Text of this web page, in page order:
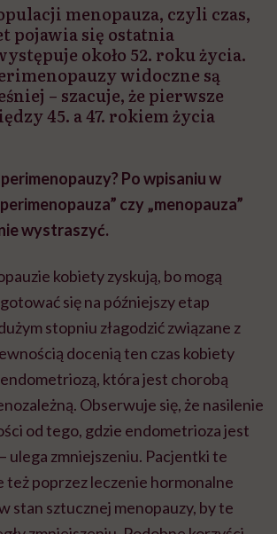
menopauza, czyli czas,
pojawia się ostatnia
około 52. roku życia.
widoczne są
– szacuje, że pierwsze
45. a 47. rokiem życia
Po wpisaniu w
czy „menopauza”
wystraszyć.
kobiety zyskują, bo mogą
się na późniejszy etap
stopniu złagodzić związane z
docenią ten czas kobiety
endometriozą, która jest chorobą
Obserwuje się, że nasilenie
od tego, gdzie endometrioza jest
ulega zmniejszeniu. Pacjentki te
poprzez leczenie hormonalne
stan sztucznej menopauzy, by te